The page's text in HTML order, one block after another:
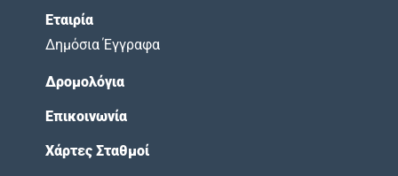
Εταιρία
Δημόσια Έγγραφα
Δρομολόγια
Επικοινωνία
Χάρτες Σταθμοί